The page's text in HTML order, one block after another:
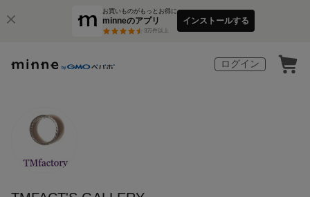
お買いものがもっとお得に
minneのアプリ
3万件以上
インストールする
ログイン